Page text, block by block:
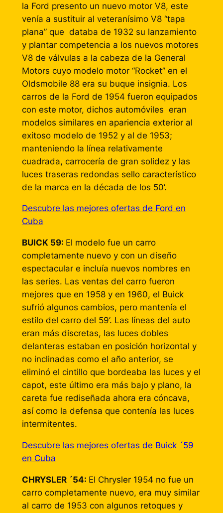
la Ford presento un nuevo motor V8, este
venía a sustituir al veteranísimo V8 “tapa
plana” que databa de 1932 su lanzamiento
y plantar competencia a los nuevos motores
V8 de válvulas a la cabeza de la General
Motors cuyo modelo motor “Rocket” en el
Oldsmobile 88 era su buque insignia. Los
carros de la Ford de 1954 fueron equipados
con este motor, dichos automóviles eran
modelos similares en apariencia exterior al
exitoso modelo de 1952 y al de 1953;
manteniendo la línea relativamente
cuadrada, carrocería de gran solidez y las
luces traseras redondas sello característico
de la marca en la década de los 50’.
Descubre las mejores ofertas de Ford en
Cuba
BUICK 59: El modelo fue un carro
completamente nuevo y con un diseño
espectacular e incluía nuevos nombres en
las series. Las ventas del carro fueron
mejores que en 1958 y en 1960, el Buick
sufrió algunos cambios, pero mantenía el
estilo del carro del 59’. Las líneas del auto
eran más discretas, las luces dobles
delanteras estaban en posición horizontal y
no inclinadas como el año anterior, se
eliminó el cintillo que bordeaba las luces y el
capot, este último era más bajo y plano, la
careta fue rediseñada ahora era cóncava,
así como la defensa que contenía las luces
intermitentes.
Descubre las mejores ofertas de Buick ´59
en Cuba
CHRYSLER ´54: El Chrysler 1954 no fue un
carro completamente nuevo, era muy similar
al carro de 1953 con algunos retoques y